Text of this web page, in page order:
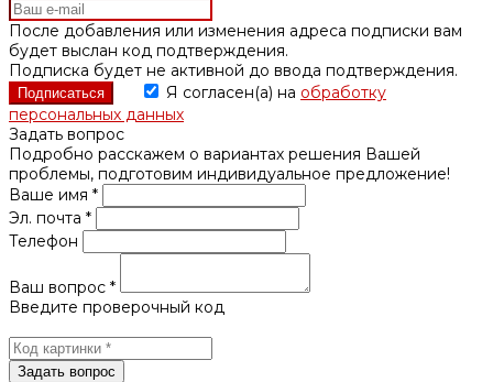
После добавления или изменения адреса подписки вам
будет выслан код подтверждения.
Подписка будет не активной до ввода подтверждения.
Я согласен(а) на обработку
персональных данных
Задать вопрос
Подробно расскажем о вариантах решения Вашей
проблемы, подготовим индивидуальное предложение!
Ваше имя *
Эл. почта *
Телефон
Ваш вопрос *
Введите проверочный код